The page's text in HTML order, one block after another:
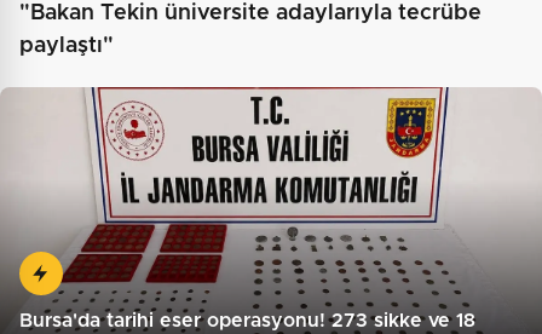
"Bakan Tekin üniversite adaylarıyla tecrübe
paylaştı"
Bursa'da tarihi eser operasyonu! 273 sikke ve 18